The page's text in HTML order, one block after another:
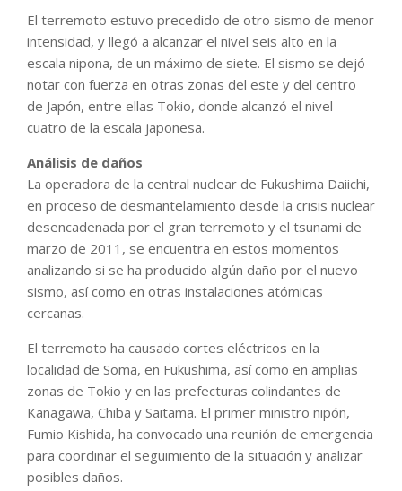
El terremoto estuvo precedido de otro sismo de menor
intensidad, y llegó a alcanzar el nivel seis alto en la
escala nipona, de un máximo de siete. El sismo se dejó
notar con fuerza en otras zonas del este y del centro
de Japón, entre ellas Tokio, donde alcanzó el nivel
cuatro de la escala japonesa.
Análisis de daños
La operadora de la central nuclear de Fukushima Daiichi,
en proceso de desmantelamiento desde la crisis nuclear
desencadenada por el gran terremoto y el tsunami de
marzo de 2011, se encuentra en estos momentos
analizando si se ha producido algún daño por el nuevo
sismo, así como en otras instalaciones atómicas
cercanas.
El terremoto ha causado cortes eléctricos en la
localidad de Soma, en Fukushima, así como en amplias
zonas de Tokio y en las prefecturas colindantes de
Kanagawa, Chiba y Saitama. El primer ministro nipón,
Fumio Kishida, ha convocado una reunión de emergencia
para coordinar el seguimiento de la situación y analizar
posibles daños.